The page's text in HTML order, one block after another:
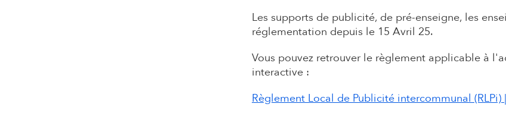
Les supports de publicité, de pré-enseigne, les
réglementation depuis le 15 Avril 25.
Vous pouvez retrouver le règlement applicable à
interactive :
Règlement Local de Publicité intercommunal